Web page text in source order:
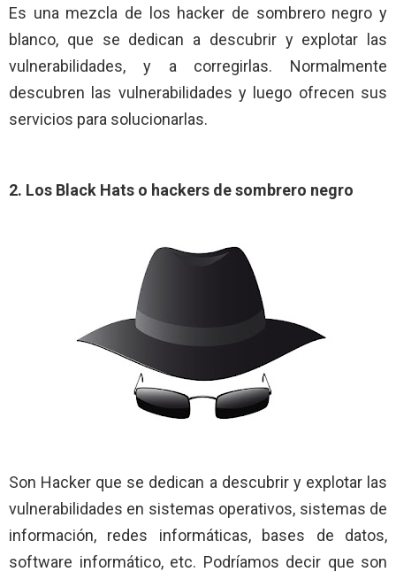
Es una mezcla de los hacker de sombrero negro y
blanco, que se dedican a descubrir y explotar las
vulnerabilidades, y a corregirlas. Normalmente
descubren las vulnerabilidades y luego ofrecen sus
servicios para solucionarlas.
2. Los Black Hats o hackers de sombrero negro
Son Hacker que se dedican a descubrir y explotar las
vulnerabilidades en sistemas operativos, sistemas de
información, redes informáticas, bases de datos,
software informático, etc. Podríamos decir que son